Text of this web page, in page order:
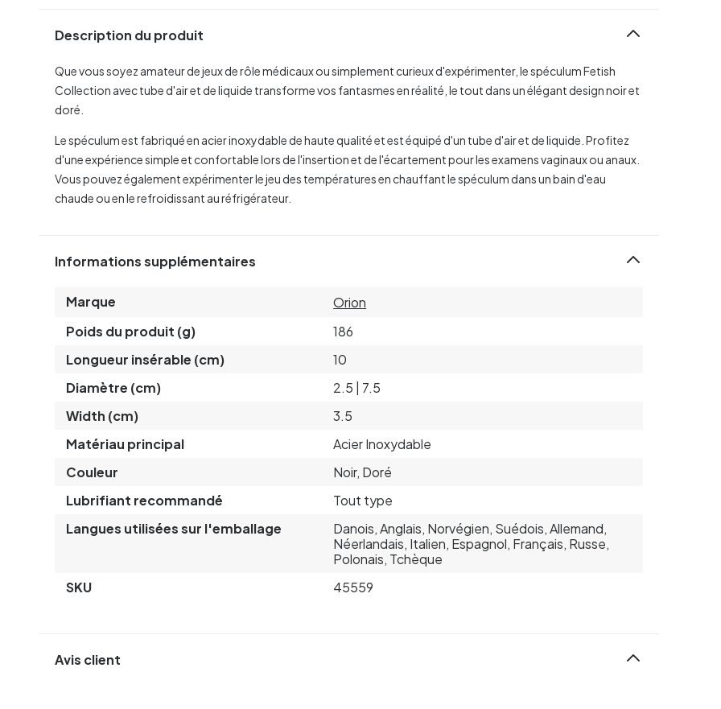
Description du produit
Que vous soyez amateur de jeux de rôle médicaux ou simplement curieux d'expérimenter, le spéculum Fetish
Collection avec tube d'air et de liquide transforme vos fantasmes en réalité, le tout dans un élégant design noir et
doré.
Le spéculum est fabriqué en acier inoxydable de haute qualité et est équipé d'un tube d'air et de liquide. Profitez
d'une expérience simple et confortable lors de l'insertion et de l'écartement pour les examens vaginaux ou anaux.
Vous pouvez également expérimenter le jeu des températures en chauffant le spéculum dans un bain d'eau
chaude ou en le refroidissant au réfrigérateur.
Informations supplémentaires
Marque
Orion
Poids du produit (g)
186
Longueur insérable (cm)
10
Diamètre (cm)
2.5 | 7.5
Width (cm)
3.5
Matériau principal
Acier Inoxydable
Couleur
Noir, Doré
Lubrifiant recommandé
Tout type
Langues utilisées sur l'emballage
Danois, Anglais, Norvégien, Suédois, Allemand,
Néerlandais, Italien, Espagnol, Français, Russe,
Polonais, Tchèque
SKU
45559
Avis client